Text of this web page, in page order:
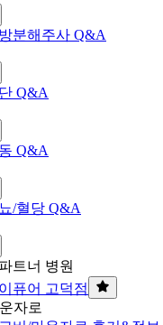
분해주사 Q&A
Q&A
Q&A
/혈당 Q&A
트너 병원
퓨어 고덕점
자로